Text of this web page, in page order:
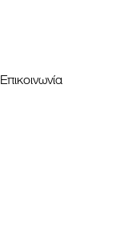
Επικοινωνία